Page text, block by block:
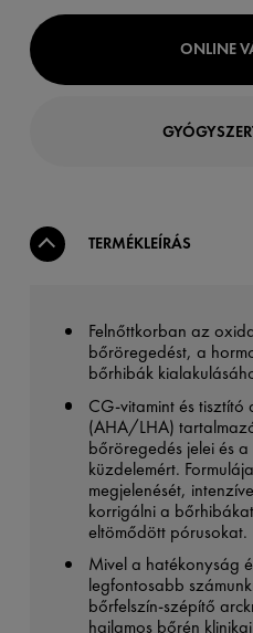
ONLINE
TERMÉKLEÍRÁS
Felnőttkorban az
bőröregedést, a
bőrhibák
CG-vitamint és tisztító
(AHA/LHA)
bőröregedés jelei és
küzdelemért.
megjelenését,
korrigálni a
eltömődött pórusokat.
Mivel a hatékonyság
legfontosabb
bőrfelszín-szépítő
hajlamos bőrén